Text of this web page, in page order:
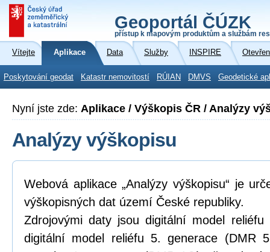
Geoportál ČÚZK
přístup k mapovým produktům a službám
Vítejte Aplikace Data Služby INSPIRE
Poskytování geodat Katastr nemovitostí RÚIAN DMVS Geodetické
Nyní jste zde: Aplikace / Výškopis ČR / Analýzy
Analýzy výškopisu
Webová aplikace „Analýzy výškopisu“ je
výškopisných dat území České republiky.
Zdrojovými daty jsou digitální model
digitální model reliéfu 5. generace (DMR